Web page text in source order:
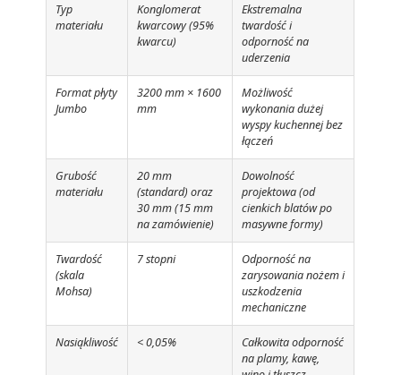
Typ
materiału
Konglomerat
kwarcowy (95%
kwarcu)
Ekstremalna
twardość i
odporność na
uderzenia
Format płyty
Jumbo
3200 mm × 1600
mm
Możliwość
wykonania dużej
wyspy kuchennej bez
łączeń
Grubość
materiału
20 mm
(standard) oraz
30 mm (15 mm
na zamówienie)
Dowolność
projektowa (od
cienkich blatów po
masywne formy)
Twardość
(skala
Mohsa)
7 stopni
Odporność na
zarysowania nożem i
uszkodzenia
mechaniczne
Nasiąkliwość < 0,05%
Całkowita odporność
na plamy, kawę,